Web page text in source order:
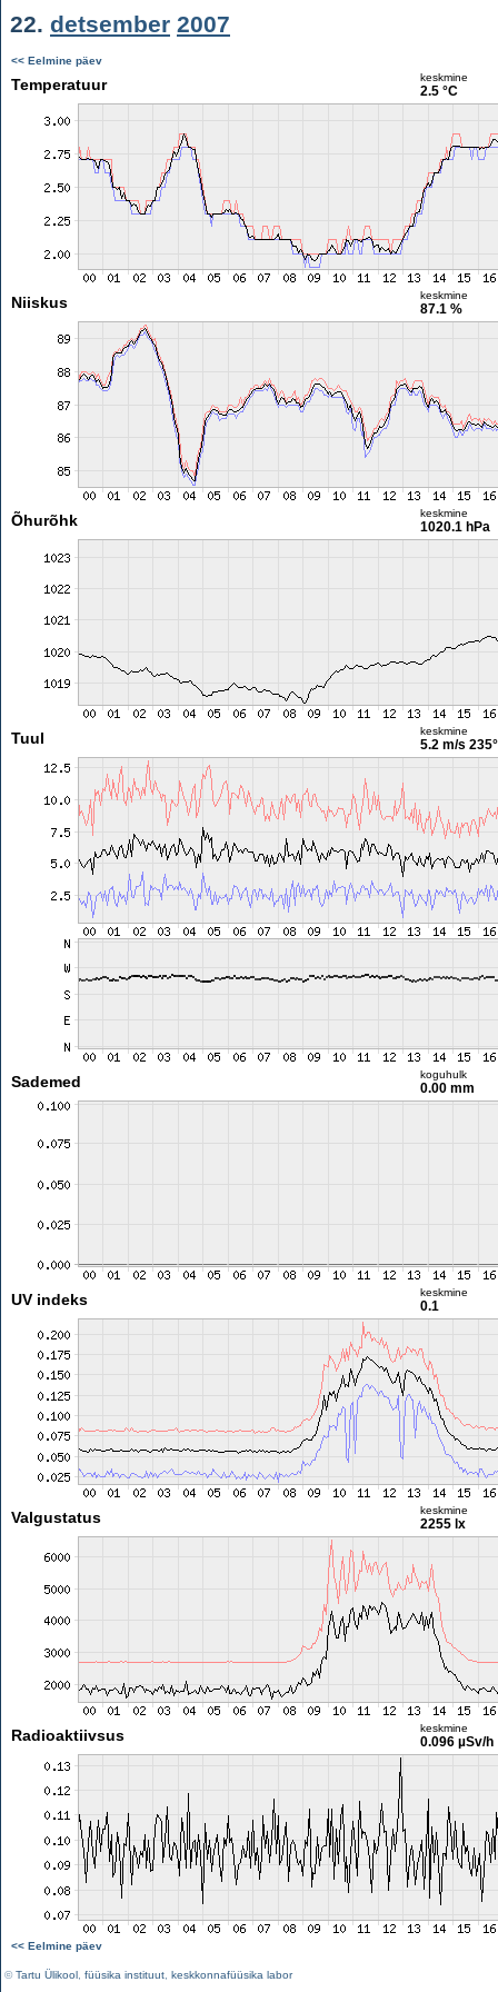
22. detsember 2007
<< Eelmine päev
Temperatuur keskmine
2.5 °C
Niiskus keskmine
87.1 %
Õhurõhk keskmine
1020.1 hPa
Tuul keskmine
5.2 m/s 235°
Sademed koguhulk
0.00 mm
UV indeks keskmine
0.1
Valgustatus keskmine
2255 lx
Radioaktiivsus keskmine
0.096 µSv/h
<< Eelmine päev
©Tartu Ülikool füüsika instituut keskkonnafüüsika labor